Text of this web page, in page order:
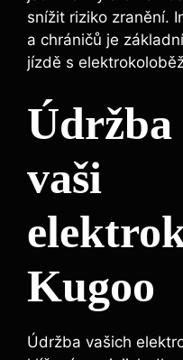
snížit riziko zranění.
a chráničů je
jízdě s
Údržba
vaši
Kugoo
Údržba vašich